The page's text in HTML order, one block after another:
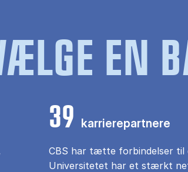
EN
39 karrierepartnere
CBS har tætte forbindelser til
Universitetet har et stærkt